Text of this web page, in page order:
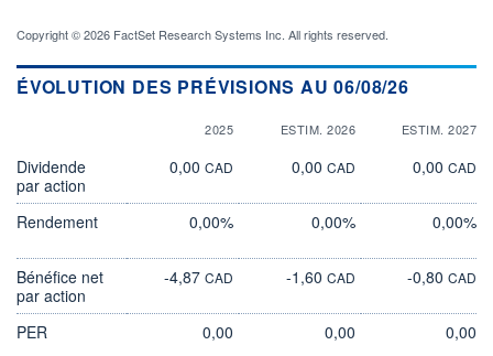
Copyright © 2026 FactSet Research Systems Inc. All rights reserved.
ÉVOLUTION DES PRÉVISIONS AU 06/08/26
2025 ESTIM. 2026 ESTIM. 2027
Dividende
par action
0,00 CAD 0,00 CAD 0,00 CAD
Rendement 0,00% 0,00% 0,00%
Bénéfice net
par action
-4,87 CAD -1,60 CAD -0,80 CAD
PER 0,00 0,00 0,00